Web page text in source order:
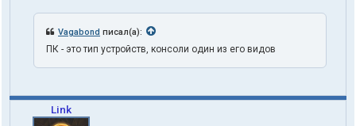
Vagabond писал(а):
ПК - это тип устройств, консоли один из его видов
Link